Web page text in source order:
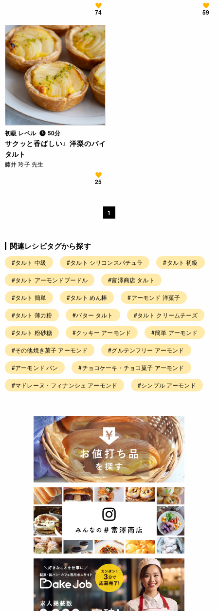
74 59
初級 レベル 50分
サクッと香ばしい♩洋梨のパイ
タルト
藤井 玲子 先生
25
1
関連レシピタグから探す
#タルト 中級 #タルト シリコンスパチュラ #タルト 初級
#タルト アーモンドプードル #富澤商店 タルト
#タルト 簡単 #タルト めん棒 #アーモンド 洋菓子
#タルト 薄力粉 #バター タルト #タルト クリームチーズ
#タルト 粉砂糖 #クッキー アーモンド #簡単 アーモンド
#その他焼き菓子 アーモンド #グルテンフリー アーモンド
#アーモンド パン #チョコケーキ・チョコ菓子 アーモンド
#マドレーヌ・フィナンシェ アーモンド #シンプル アーモンド